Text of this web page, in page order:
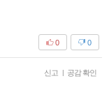
0
0
신고 | 공감 확인